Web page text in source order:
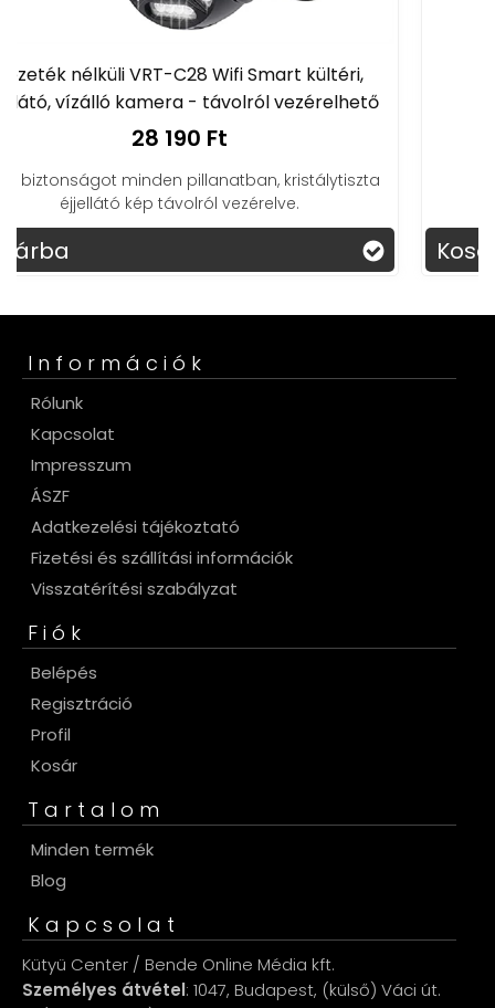
kültéri,
vezérelhető
kristálytiszta
FULL HD vízálló akciókamera
9 790 Ft
Információk
Rólunk
Kapcsolat
Impresszum
ÁSZF
Adatkezelési tájékoztató
Fizetési és szállítási információk
Visszatérítési szabályzat
Fiók
Belépés
Regisztráció
Profil
Kosár
Tartalom
Minden termék
Blog
Kapcsolat
Kütyü Center / Bende Online Média kft.
Személyes átvétel: 1047, Budapest, (külső) Váci út.